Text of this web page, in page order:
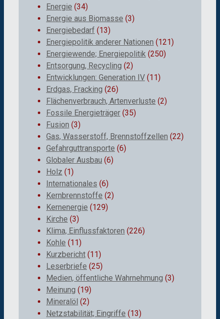
Energie (34)
Energie aus Biomasse (3)
Energiebedarf (13)
Energiepolitik anderer Nationen (121)
Energiewende; Energiepolitik (250)
Entsorgung, Recycling (2)
Entwicklungen: Generation IV (11)
Erdgas, Fracking (26)
Flächenverbrauch, Artenverluste (2)
Fossile Energieträger (35)
Fusion (3)
Gas, Wasserstoff, Brennstoffzellen (22)
Gefahrguttransporte (6)
Globaler Ausbau (6)
Holz (1)
Internationales (6)
Kernbrennstoffe (2)
Kernenergie (129)
Kirche (3)
Klima, Einflussfaktoren (226)
Kohle (11)
Kurzbericht (11)
Leserbriefe (25)
Medien, öffentliche Wahrnehmung (3)
Meinung (19)
Mineralöl (2)
Netzstabilität; Eingriffe (13)